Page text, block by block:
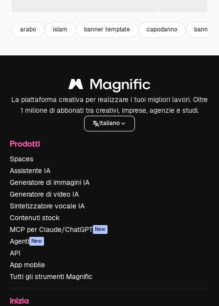
arabo islam banner template capodanno banner
La piattaforma creativa per realizzare i tuoi migliori lavori. Oltre
1 milione di abbonati tra creativi, imprese, agenzie e studi.
Italiano
Prodotti
Spaces
Assistente IA
Generatore di immagini IA
Generatore di video IA
Sintetizzatore vocale IA
Contenuti stock
MCP per Claude/ChatGPT New
Agenti New
API
App mobile
Tutti gli strumenti Magnific
Inizia